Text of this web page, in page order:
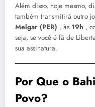
Além disso, hoje mesmo,
também transmitirá outro
Melgar (PER) , às 19h ,
seja, se você é fã de
sua assinatura.
Por Que o
Povo?